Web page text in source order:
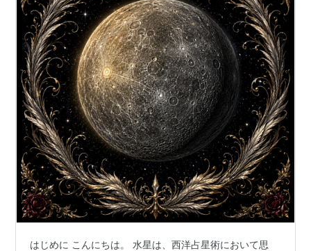
はじめに こんにちは。 水星は、西洋占星術において思